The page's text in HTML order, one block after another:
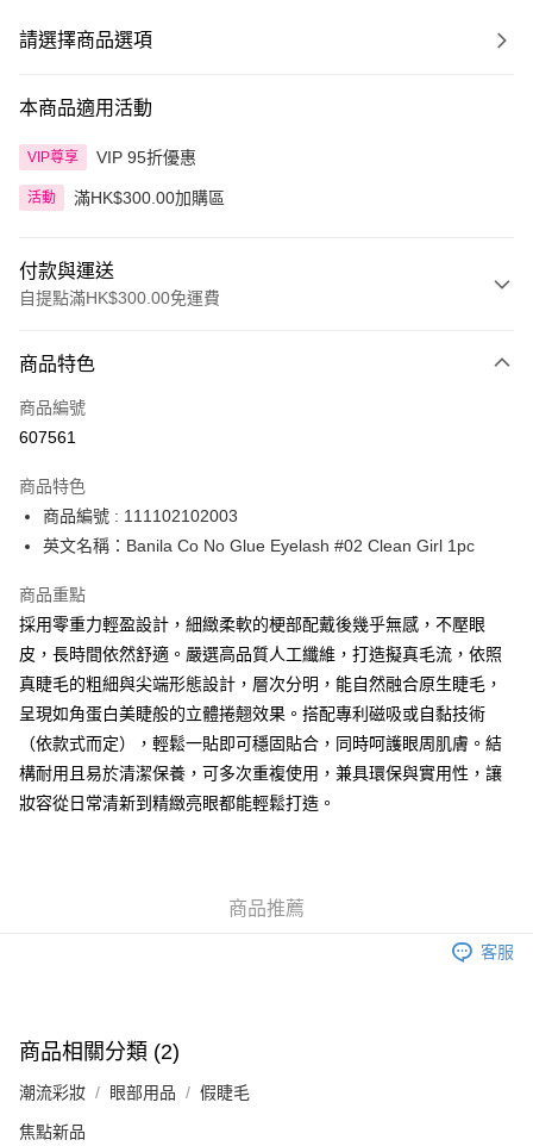
請選擇商品選項
本商品適用活動
VIP尊享 VIP 95折優惠
活動 滿HK$300.00加購區
付款與運送
自提點滿HK$300.00免運費
信用卡
Apple Pay
PayMe
WeChat Pay
BoC Pay
送貨方式
順豐自助櫃 - 確認發貨後1-3個工作天送達
每筆HK$65.00，滿HK$300.00或以上免運費
順豐站及營業點 - 確認發貨後1-3個工作天送達
每筆HK$65.00，滿HK$300.00或以上免運費
每筆HK$65.00，滿HK$300.00或以上免運費
(香港門市) 只顯示可選門市。確認發貨後2-5個工作天到店，3天內
(澳門門市) 只顯示可選門市。確認發貨後2-5個工作天到店，3天內
取。逾期會取消訂單，並不會安排重寄
每筆HK$20.00，滿HK$100.00或以上免運費
商品特色
商品編號
607561
商品特色
商品編號 : 111102102003
英文名稱：Banila Co No Glue Eyelash #02 Clean Girl 1pc
商品重點
採用零重力輕盈設計，細緻柔軟的梗部配戴後幾乎無感，不壓眼
皮，長時間依然舒適。嚴選高品質人工纖維，打造擬真毛流，依照
真睫毛的粗細與尖端形態設計，層次分明，能自然融合原生睫毛，
呈現如角蛋白美睫般的立體捲翹效果。搭配專利磁吸或自黏技術
（依款式而定），輕鬆一貼即可穩固貼合，同時呵護眼周肌膚。結
構耐用且易於清潔保養，可多次重複使用，兼具環保與實用性，讓
妝容從日常清新到精緻亮眼都能輕鬆打造。
商品推薦
客服
商品相關分類 (2)
潮流彩妝 眼部用品 假睫毛
焦點新品